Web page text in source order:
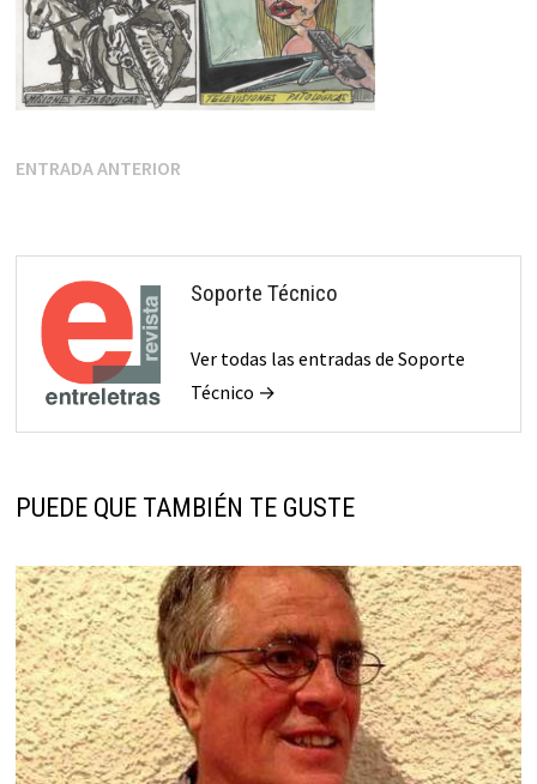
Navegación
entradas
ENTRADA ANTERIOR
Soporte Técnico
Ver todas las entradas de Soporte
Técnico →
PUEDE QUE TAMBIÉN TE GUSTE